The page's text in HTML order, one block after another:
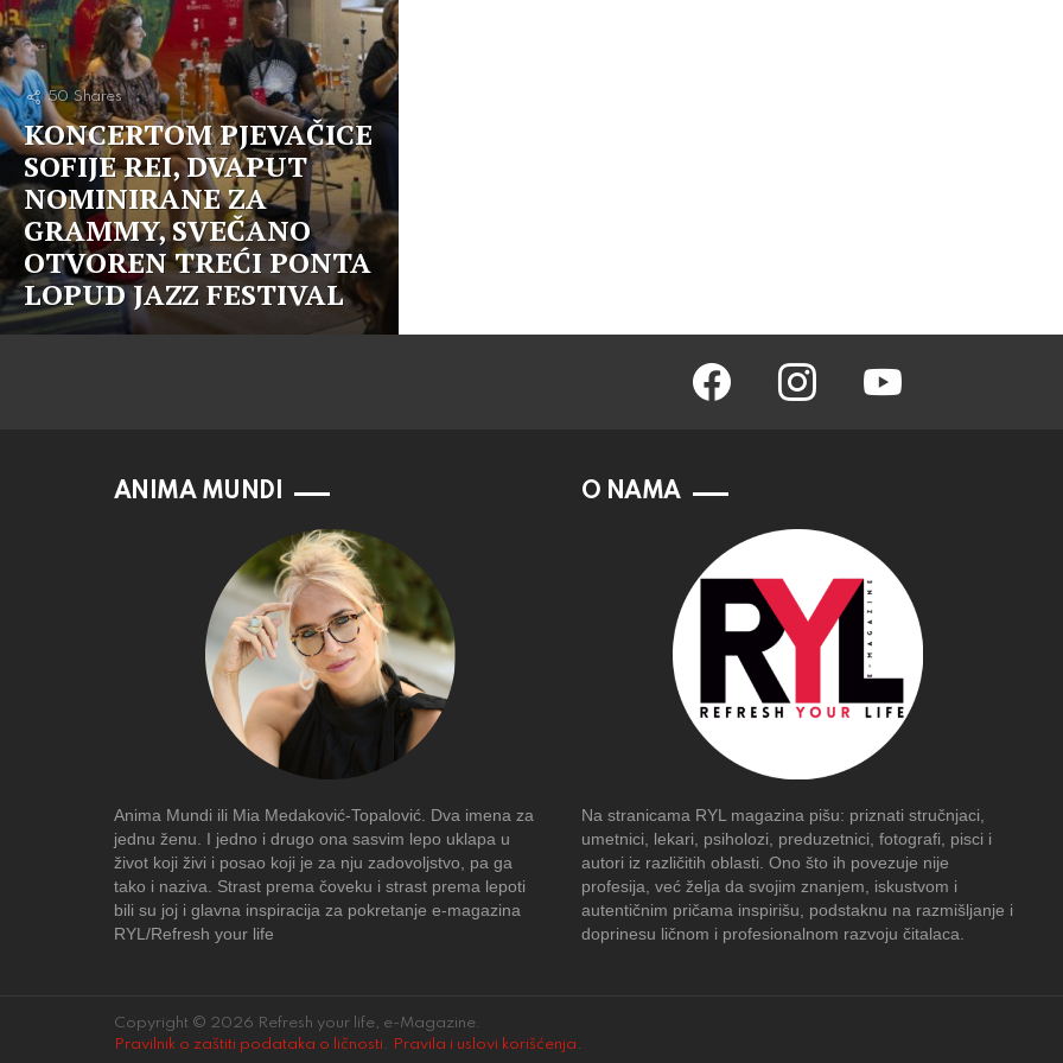
50 Shares
KONCERTOM PJEVAČICE
SOFIJE REI, DVAPUT
NOMINIRANE ZA
GRAMMY, SVEČANO
OTVOREN TREĆI PONTA
LOPUD JAZZ FESTIVAL
facebook instagram youtube
ANIMA MUNDI
Anima Mundi ili Mia Medaković-Topalović. Dva imena za
jednu ženu. I jedno i drugo ona sasvim lepo uklapa u
život koji živi i posao koji je za nju zadovoljstvo, pa ga
tako i naziva. Strast prema čoveku i strast prema lepoti
bili su joj i glavna inspiracija za pokretanje e-magazina
RYL/Refresh your life
O NAMA
Na stranicama RYL magazina pišu: priznati stručnjaci,
umetnici, lekari, psiholozi, preduzetnici, fotografi, pisci i
autori iz različitih oblasti. Ono što ih povezuje nije
profesija, već želja da svojim znanjem, iskustvom i
autentičnim pričama inspirišu, podstaknu na razmišljanje i
doprinesu ličnom i profesionalnom razvoju čitalaca.
Copyright © 2026 Refresh your life, e-Magazine.
Pravilnik o zaštiti podataka o ličnosti . Pravila i uslovi korišćenja .